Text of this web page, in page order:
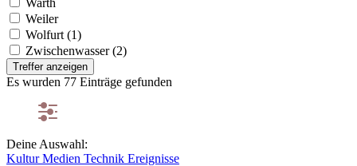
Weiler
Wolfurt (1)
Zwischenwasser (2)
Treffer anzeigen
Es wurden 77 Einträge gefunden
Deine Auswahl:
KulturMedien Technik Ereignisse